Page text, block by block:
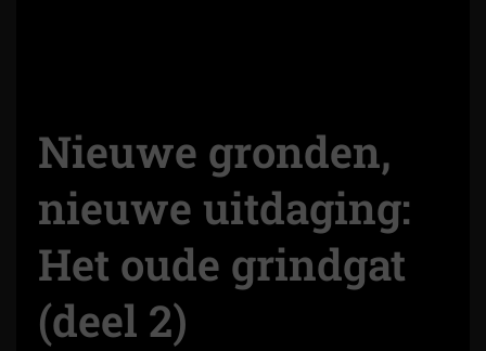
Nieuwe gronden,
nieuwe uitdaging:
Het oude grindgat
(deel 2)